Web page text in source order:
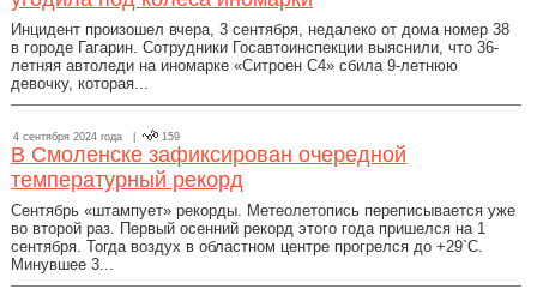
Инцидент произошел вчера, 3 сентября, недалеко от дома номер 38
в городе Гагарин. Сотрудники Госавтоинспекции выяснили, что 36-
летняя автоледи на иномарке «Ситроен С4» сбила 9-летнюю
девочку, которая...
4 сентября 2024 года | 159
В Смоленске зафиксирован очередной
температурный рекорд
Сентябрь «штампует» рекорды. Метеолетопись переписывается уже
во второй раз. Первый осенний рекорд этого года пришелся на 1
сентября. Тогда воздух в областном центре прогрелся до +29`С.
Минувшее 3...